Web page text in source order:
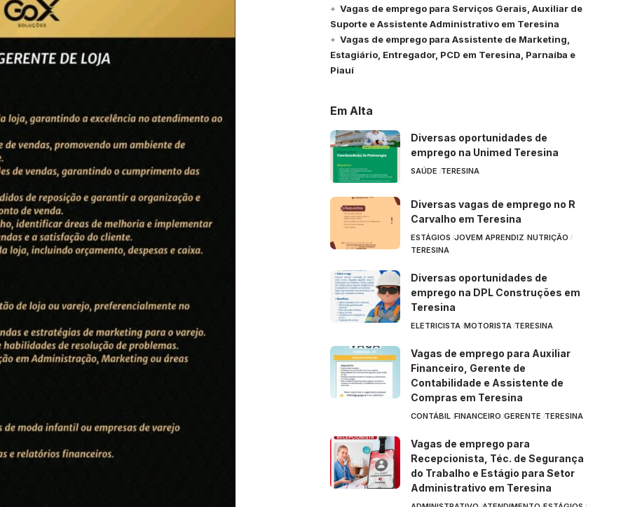
Vagas de emprego para Serviços Gerais, Auxiliar de
Suporte e Assistente Administrativo em Teresina
Vagas de emprego para Assistente de Marketing,
Estagiário, Entregador, PCD em Teresina, Parnaíba e
Piauí
Em Alta
Diversas oportunidades de
emprego na Unimed Teresina
SAÚDE TERESINA
Diversas vagas de emprego no R
Carvalho em Teresina
ESTÁGIOS JOVEM APRENDIZ NUTRIÇÃO
TERESINA
Diversas oportunidades de
emprego na DPL Construções em
Teresina
ELETRICISTA MOTORISTA TERESINA
Vagas de emprego para Auxiliar
Financeiro, Gerente de
Contabilidade e Assistente de
Compras em Teresina
CONTÁBIL FINANCEIRO GERENTE TERESINA
Vagas de emprego para
Recepcionista, Téc. de Segurança
do Trabalho e Estágio para Setor
Administrativo em Teresina